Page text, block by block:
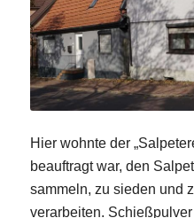
Hier wohnte der
beauftragt war, den
sammeln, zu sieden und
verarbeiten.